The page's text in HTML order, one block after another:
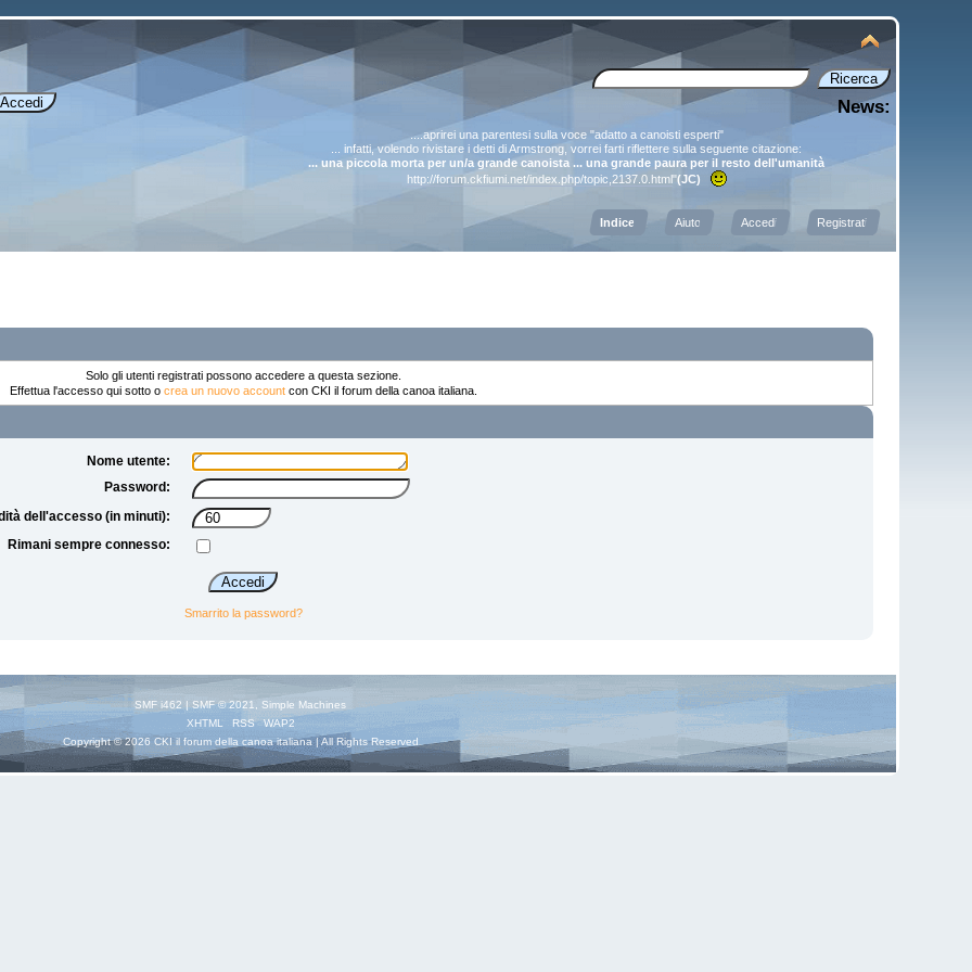
News:
....aprirei una parentesi sulla voce "adatto a canoisti esperti"
... infatti, volendo rivistare i detti di Armstrong, vorrei farti riflettere sulla seguente citazione:
... una piccola morta per un/a grande canoista ... una grande paura per il resto dell'umanità
http://forum.ckfiumi.net/index.php/topic,2137.0.html"(JC)
Indice Aiuto Accedi Registrati
Solo gli utenti registrati possono accedere a questa sezione.
Effettua l'accesso qui sotto o crea un nuovo accountcon CKI il forum della canoa italiana.
Nome utente:
Password:
dell'accesso (in minuti):
Rimani sempre connesso:
Smarrito la password?
SMF i462 SMF © 2021, Simple Machines
XHTML
RSS
WAP2
Copyright © 2026 CKI il forum della canoa italiana | All Rights Reserved